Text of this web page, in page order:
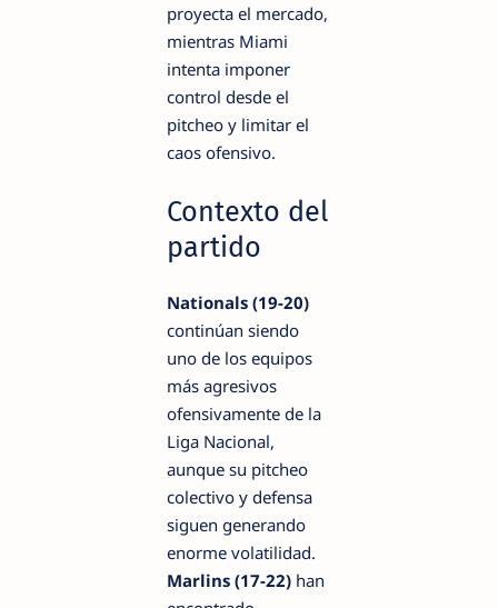
proyecta el mercado,
mientras Miami
intenta imponer
control desde el
pitcheo y limitar el
caos ofensivo.
Contexto del
partido
Nationals (19-20)
continúan siendo
uno de los equipos
más agresivos
ofensivamente de la
Liga Nacional,
aunque su pitcheo
colectivo y defensa
siguen generando
enorme volatilidad.
Marlins (17-22) han